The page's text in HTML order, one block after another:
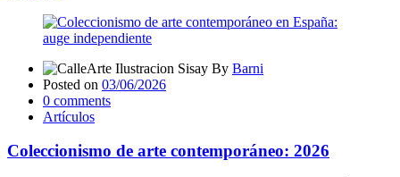
By Barni
Posted on 03/06/2026
0 comments
Artículos
Coleccionismo de arte contemporáneo: 2026